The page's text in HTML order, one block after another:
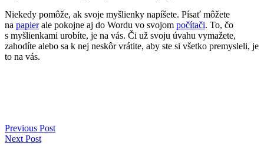
Niekedy pomôže, ak svoje myšlienky napíšete. Písať môžete
na papierale pokojne aj do Wordu vo svojom počítači. To, čo
s myšlienkami urobíte, je na vás. Či už svoju úvahu vymažete,
zahodíte alebo sa k nej neskôr vrátite, aby ste si všetko premysleli, je
to na vás.
Previous Post
Next Post